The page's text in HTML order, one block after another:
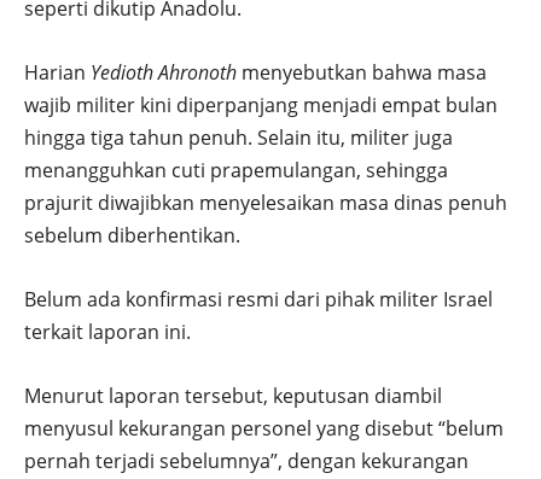
seperti dikutip Anadolu.
Harian Yedioth Ahronoth menyebutkan bahwa masa
wajib militer kini diperpanjang menjadi empat bulan
hingga tiga tahun penuh. Selain itu, militer juga
menangguhkan cuti prapemulangan, sehingga
prajurit diwajibkan menyelesaikan masa dinas penuh
sebelum diberhentikan.
Belum ada konfirmasi resmi dari pihak militer Israel
terkait laporan ini.
Menurut laporan tersebut, keputusan diambil
menyusul kekurangan personel yang disebut “belum
pernah terjadi sebelumnya”, dengan kekurangan